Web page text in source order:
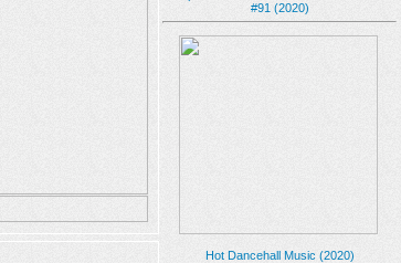
#91 (2020)
Hot Dancehall Music (2020)